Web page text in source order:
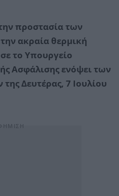
προστασία των
ακραία θερμική
το Υπουργείο
Ασφάλισης ενόψει των
Δευτέρας, 7 Ιουλίου